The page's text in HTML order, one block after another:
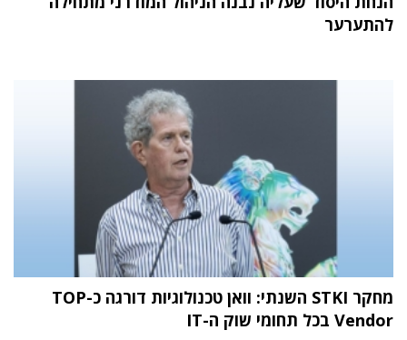
להתערער
מחקר STKI השנתי: וואן טכנולוגיות דורגה כ-TOP
Vendor בכל תחומי שוק ה-IT